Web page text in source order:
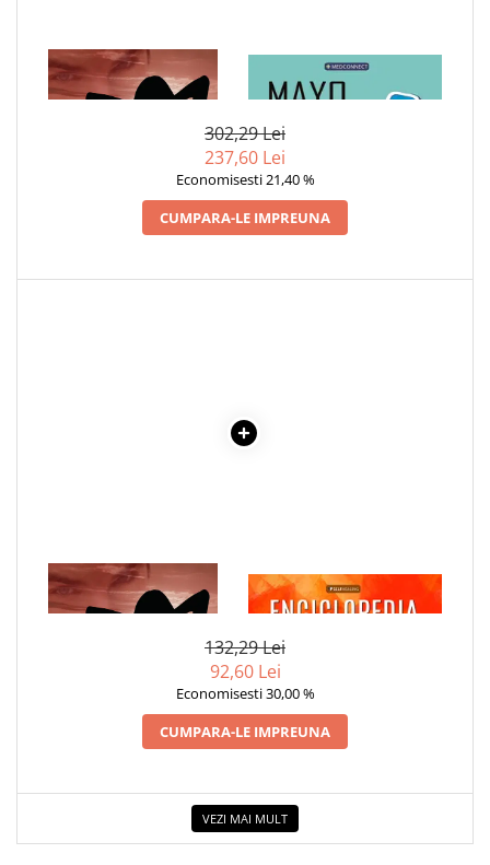
1 x DORINTA
1 x MAYO CLINIC. CARTEA
ESENTIALA DESPRE DIABETUL
302,29 Lei
237,60 Lei
Economisesti 21,40 %
CUMPARA-LE IMPREUNA
1 x DORINTA
1 x ENCICLOPEDIA
CRISTALELOR
132,29 Lei
92,60 Lei
Economisesti 30,00 %
CUMPARA-LE IMPREUNA
VEZI MAI MULT